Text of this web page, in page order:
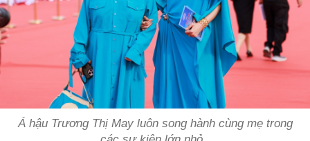
Á hậu Trương Thị May luôn song hành cùng mẹ trong